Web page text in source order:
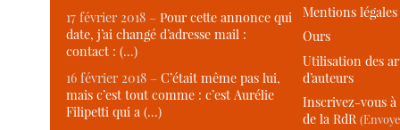
17 février 2018 –Pour cette annonce qui
date, j’ai changé d’adresse mail :
contact : (…)
16 février 2018 –C’était même pas lui,
mais c’est tout comme : c’est Aurélie
Filipetti qui a (…)
Mentions légales
Ours
Utilisation des
d’auteurs
Inscrivez-vous
de la RdR